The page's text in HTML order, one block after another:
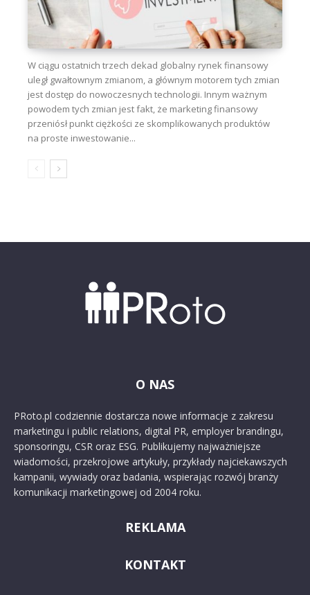
W ciągu ostatnich trzech dekad globalny rynek finansowy
uległ gwałtownym zmianom, a głównym motorem tych zmian
jest dostęp do nowoczesnych technologii. Innym ważnym
powodem tych zmian jest fakt, że marketing finansowy
przeniósł punkt ciężkości ze skomplikowanych produktów
na proste inwestowanie...
O NAS
PRoto.pl codziennie dostarcza nowe informacje z zakresu
marketingu i public relations, digital PR, employer brandingu,
sponsoringu, CSR oraz ESG. Publikujemy najważniejsze
wiadomości, przekrojowe artykuły, przykłady najciekawszych
kampanii, wywiady oraz badania, wspierając rozwój branży
komunikacji marketingowej od 2004 roku.
REKLAMA
KONTAKT